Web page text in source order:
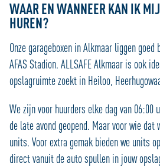
WAAR EN WANNEER KAN IK
HUREN?
Onze garageboxen in Alkmaar liggen
AFAS Stadion. ALLSAFE Alkmaar is ook
opslagruimte zoekt in Heiloo,
We zijn voor huurders elke dag van 06:00
de late avond geopend. Maar voor wie dat
units. Voor extra gemak bieden we units
direct vanuit de auto spullen in jouw